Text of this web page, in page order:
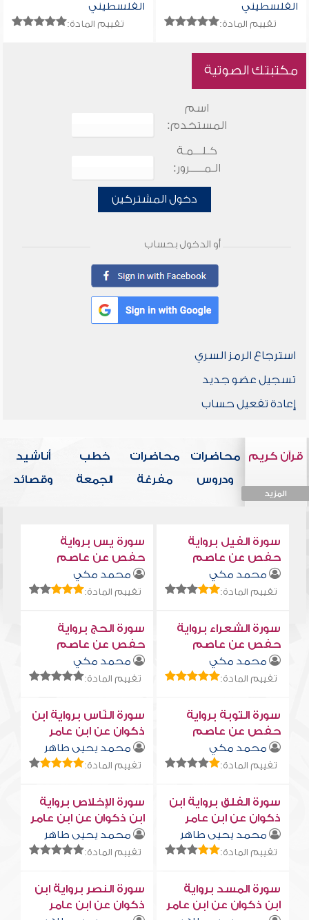
الفلسطيني
تقييم المادة:
الفلسطيني
تقييم المادة:
مكتبتك الصوتية
اسم
المستخدم:
كـلـــمـة
الـمـــــرور:
دخول المشتركين
أو الدخول بحساب
استرجاع الرمز السري
تسجيل عضو جديد
إعادة تفعيل حساب
قرآن كريم
المزيد
محاضرات
ودروس
محاضرات
مفرغة
خطب
الجمعة
أناشيد
وقصائد
سورة الفيل برواية
حفص عن عاصم
محمد مكي
تقييم المادة:
سورة يس برواية
حفص عن عاصم
محمد مكي
تقييم المادة:
سورة الشعراء برواية
حفص عن عاصم
محمد مكي
تقييم المادة:
سورة الحج برواية
حفص عن عاصم
محمد مكي
تقييم المادة:
سورة التوبة برواية
حفص عن عاصم
محمد مكي
تقييم المادة:
سورة النّاس برواية ابن
ذكوان عن ابن عامر
محمد يحيى طاهر
تقييم المادة:
سورة الفلق برواية ابن
ذكوان عن ابن عامر
محمد يحيى طاهر
تقييم المادة:
سورة الإخلاص برواية
ابن ذكوان عن ابن عامر
محمد يحيى طاهر
تقييم المادة:
سورة المسد برواية
ابن ذكوان عن ابن عامر
سورة النصر برواية ابن
ذكوان عن ابن عامر